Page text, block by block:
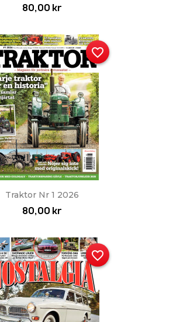
80,00 kr
Traktor Nr 1 2026
80,00 kr
favorite_border
favorite_border